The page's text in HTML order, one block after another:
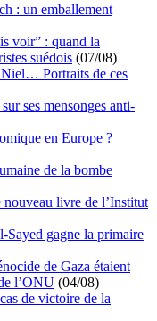
: un emballement
voir” : quand la
suédois (07/08)
Portraits de ces
ses mensonges anti-
en Europe ?
de la bombe
livre de l’Institut
gagne la primaire
de Gaza étaient
l’ONU (04/08)
de victoire de la